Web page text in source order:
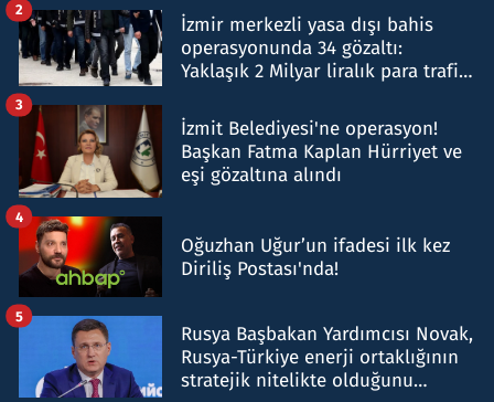
İzmir merkezli yasa dışı bahis
operasyonunda 34 gözaltı:
Yaklaşık 2 Milyar liralık para trafiği
2
İzmit Belediyesi'ne operasyon!
Başkan Fatma Kaplan Hürriyet ve
eşi gözaltına alındı
3
Oğuzhan Uğur’un ifadesi ilk kez
Diriliş Postası'nda!
4
Rusya Başbakan Yardımcısı Novak,
Rusya-Türkiye enerji ortaklığının
stratejik nitelikte olduğunu
5